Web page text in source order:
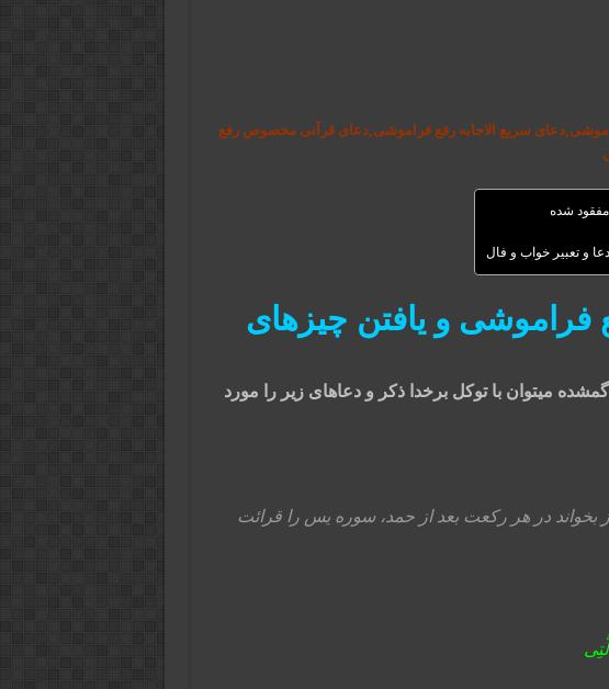
سریع الاجابه رفع فراموشی,دعای قرآنی مخصوص رفع
شده
و تعبیر خواب و فال
و یافتن چیزهای
میتوان با توکل برخدا ذکر و دعاهای زیر را مورد
در هر رکعت بعد از حمد، سوره یس را قرائت